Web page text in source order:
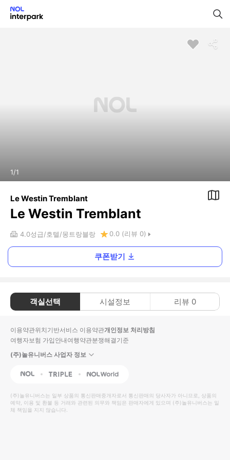
1/1
Le Westin Tremblant
Le Westin Tremblant
4.0성급 호텔 몽트랑블랑 0.0 (리뷰 0)
쿠폰받기
객실선택 시설정보 리뷰 0
이용약관위치기반서비스 이용약관개인정보 처리방침
여행자보험 가입안내여행약관분쟁해결기준
(주)놀유니버스 사업자 정보
NOL Triple Interpark Global
(주)놀유니버스는 일부 상품의 통신판매중개자로서 통신판매의 당사자가 아니므로, 상품의
예약, 이용 및 환불 등 거래와 관련된 의무와 책임은 판매자에게 있으며 (주)놀유니버스는 일
체 책임을 지지 않습니다.